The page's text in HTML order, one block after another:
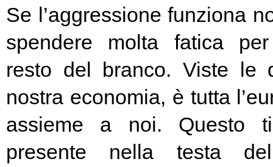
Se l’aggressione funziona
spendere molta fatica
resto del branco. Viste le
nostra economia, è tutta
assieme a noi. Questo
presente nella testa